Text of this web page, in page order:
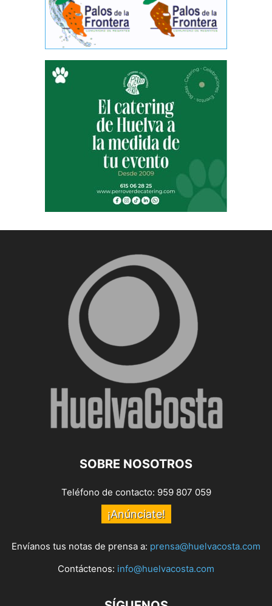
SOBRE NOSOTROS
Teléfono de contacto: 959 807 059
¡Anúnciate!
Envíanos tus notas de prensa a: prensa@huelvacosta.com
Contáctenos: info@huelvacosta.com